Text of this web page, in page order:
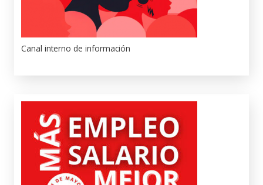
Canal interno de información